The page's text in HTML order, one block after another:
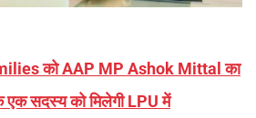
को AAP MP Ashok Mittal का
एक सदस्य को मिलेगी LPU में